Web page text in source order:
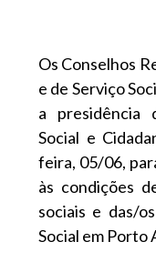
Os Conselhos
e de Serviço
a presidência
Social e
feira, 05/06,
às condições
sociais e das/
Social em Porto